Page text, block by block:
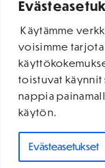
Käytämme
voisimme
toistuvat käynnit
nappia
käytön.
Evästeasetukset
OSTA LIPUT